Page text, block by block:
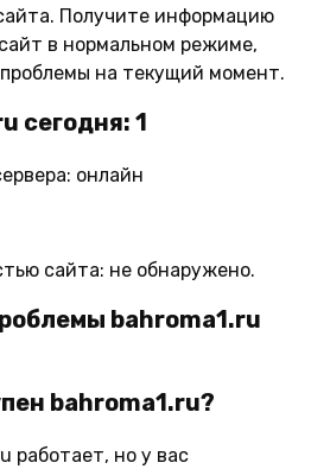
Получите информацию
в нормальном режиме,
на текущий момент.
сегодня: 1
онлайн
сайта: не обнаружено.
bahroma1.ru
bahroma1.ru?
работает, но у вас